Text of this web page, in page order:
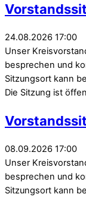
24.08.2026 17:00
Unser
besprechen und
Sitzungsort kann
Die Sitzung ist
08.09.2026 17:00
Unser
besprechen und
Sitzungsort kann